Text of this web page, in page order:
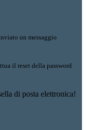
un messaggio
il reset della password
di posta elettronica!